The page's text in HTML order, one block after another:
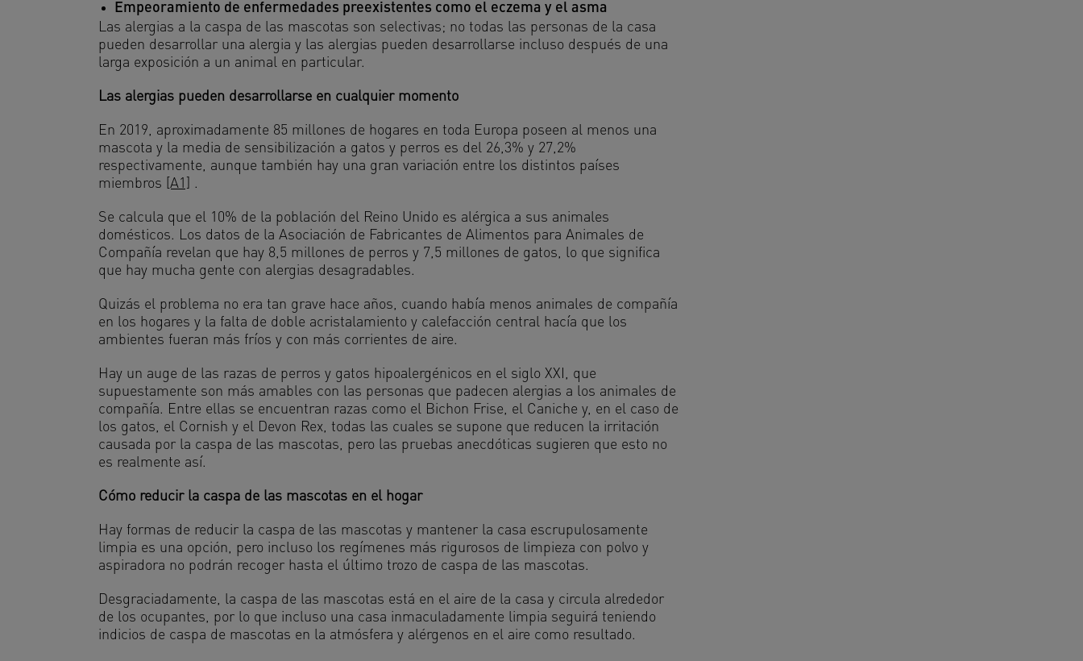
Empeoramiento de enfermedades preexistentes como el eczema y el asma
Las alergias a la caspa de las mascotas son selectivas; no todas las personas de la casa
pueden desarrollar una alergia y las alergias pueden desarrollarse incluso después de una
larga exposición a un animal en particular.
Las alergias pueden desarrollarse en cualquier momento
En 2019, aproximadamente 85 millones de hogares en toda Europa poseen al menos una
mascota y la media de sensibilización a gatos y perros es del 26,3% y 27,2%
respectivamente, aunque también hay una gran variación entre los distintos países
miembros [A1] .
Se calcula que el 10% de la población del Reino Unido es alérgica a sus animales
domésticos. Los datos de la Asociación de Fabricantes de Alimentos para Animales de
Compañía revelan que hay 8,5 millones de perros y 7,5 millones de gatos, lo que significa
que hay mucha gente con alergias desagradables.
Quizás el problema no era tan grave hace años, cuando había menos animales de compañía
en los hogares y la falta de doble acristalamiento y calefacción central hacía que los
ambientes fueran más fríos y con más corrientes de aire.
Hay un auge de las razas de perros y gatos hipoalergénicos en el siglo XXI, que
supuestamente son más amables con las personas que padecen alergias a los animales de
compañía. Entre ellas se encuentran razas como el Bichon Frise, el Caniche y, en el caso de
los gatos, el Cornish y el Devon Rex, todas las cuales se supone que reducen la irritación
causada por la caspa de las mascotas, pero las pruebas anecdóticas sugieren que esto no
es realmente así.
Cómo reducir la caspa de las mascotas en el hogar
Hay formas de reducir la caspa de las mascotas y mantener la casa escrupulosamente
limpia es una opción, pero incluso los regímenes más rigurosos de limpieza con polvo y
aspiradora no podrán recoger hasta el último trozo de caspa de las mascotas.
Desgraciadamente, la caspa de las mascotas está en el aire de la casa y circula alrededor
de los ocupantes, por lo que incluso una casa inmaculadamente limpia seguirá teniendo
indicios de caspa de mascotas en la atmósfera y alérgenos en el aire como resultado.